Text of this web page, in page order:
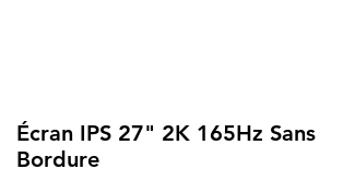
Écran IPS 27" 2K 165Hz Sans
Bordure